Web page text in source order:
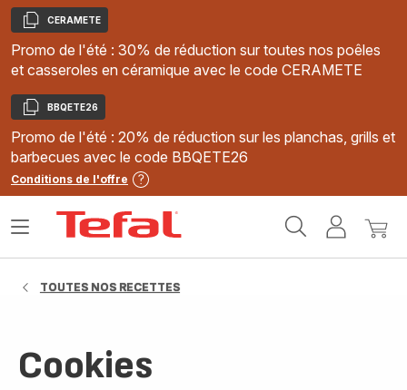
Copier
CERAMETE
Promo de l'été : 30% de réduction sur toutes nos poêles
et casseroles en céramique avec le code CERAMETE
Copier
BBQETE26
Promo de l'été : 20% de réduction sur les planchas, grills et
barbecues avec le code BBQETE26
Conditions de l'offre
MonMon
Ouvrir
TOUTES NOS RECETTES
Cookies